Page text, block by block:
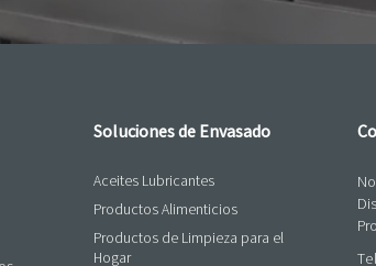
Soluciones de Envasado
Aceites Lubricantes
Productos Alimenticios
Productos de Limpieza para el
Hogar